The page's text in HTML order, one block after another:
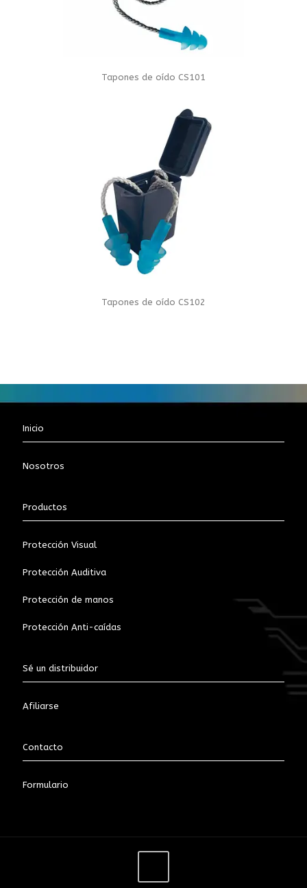
Tapones de oído CS101
Tapones de oído CS102
Inicio
Nosotros
Productos
Protección Visual
Protección Auditiva
Protección de manos
Protección Anti-caídas
Sé un distribuidor
Afiliarse
Contacto
Formulario